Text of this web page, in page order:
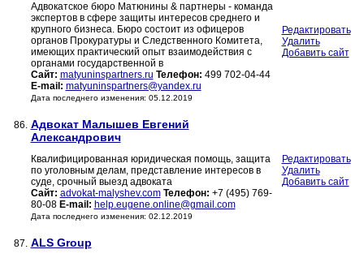
Адвокатское бюро Матюнины & партнеры - команда
экспертов в сфере защиты интересов среднего и
крупного бизнеса. Бюро состоит из офицеров
органов Прокуратуры и Следственного Комитета,
имеющих практический опыт взаимодействия с
органами государственной в
Сайт: matyuninspartners.ru Телефон: 499 702-04-44
E-mail: matyuninspartners@yandex.ru
Дата последнего изменения: 05.12.2019
Редактировать
Удалить
Добавить сайт
86. Адвокат Малышев Евгений
Александрович
Квалифицированная юридическая помощь, защита
по уголовным делам, представление интересов в
суде, срочный выезд адвоката
Сайт: advokat-malyshev.com Телефон: +7 (495) 769-
80-08 E-mail: help.eugene.online@gmail.com
Дата последнего изменения: 02.12.2019
Редактировать
Удалить
Добавить сайт
87. ALS Group